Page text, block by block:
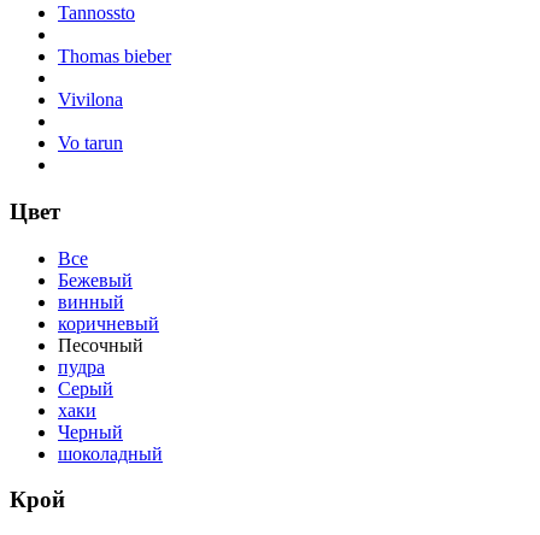
Tannossto
Thomas bieber
Vivilona
Vo tarun
Цвет
Все
Бежевый
винный
коричневый
Песочный
пудра
Серый
хаки
Черный
шоколадный
Крой